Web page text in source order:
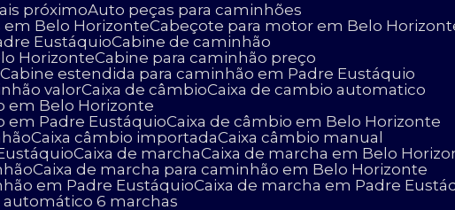
próximo
Auto peças para caminhões
em Belo Horizonte Cabeçote para motor em Belo
Eustáquio Cabine de caminhão
Horizonte Cabine para caminhão preço
Cabine estendida para caminhão em Padre Eustáquio
valor Caixa de câmbio Caixa de cambio automatico
em Belo Horizonte
em Padre Eustáquio
Caixa de câmbio em Belo Horizonte
Caixa câmbio importada Caixa câmbio manual
Caixa de marcha Caixa de marcha em Belo
Caixa de marcha para caminhão em Belo Horizonte
em Padre Eustáquio Caixa de marcha em Padre
automático 6 marchas